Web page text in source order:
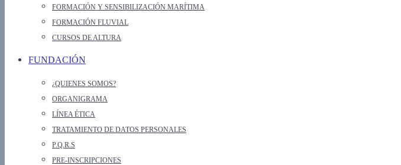
FORMACIÓN Y SENSIBILIZACIÓN MARÍTIMA
FORMACIÓN FLUVIAL
CURSOS DE ALTURA
FUNDACIÓN
¿QUIENES SOMOS?
ORGANIGRAMA
LÍNEA ÉTICA
TRATAMIENTO DE DATOS PERSONALES
P.Q.R.S
PRE-INSCRIPCIONES